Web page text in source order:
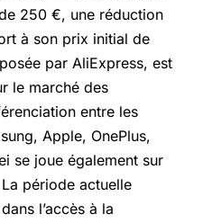
250 €, une réduction
à son prix initial de
par AliExpress, est
le marché des
entre les
Apple, OnePlus,
se joue également sur
période actuelle
l’accès à la